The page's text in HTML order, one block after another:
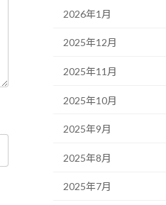
2026年1月
2025年12月
2025年11月
2025年10月
2025年9月
2025年8月
2025年7月